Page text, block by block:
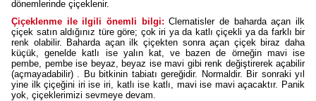
dönemlerinde çiçeklenir.
Çiçeklenme ile ilgili önemli bilgi: Clematisler de baharda açan ilk
çiçek satın aldığınız türe göre; çok iri ya da katlı çiçekli ya da farklı bir
renk olabilir. Baharda açan ilk çiçekten sonra açan çiçek biraz daha
küçük, genelde katlı ise yalın kat, ve bazen de örneğin mavi ise
pembe, pembe ise beyaz, beyaz ise mavi gibi renk değiştirerek açabilir
(açmayadabilir) . Bu bitkinin tabiatı gereğidir. Normaldir. Bir sonraki yıl
yine ilk çiçeğini iri ise iri, katlı ise katlı, mavi ise mavi açacaktır. Panik
yok, çiçeklerimizi sevmeye devam.